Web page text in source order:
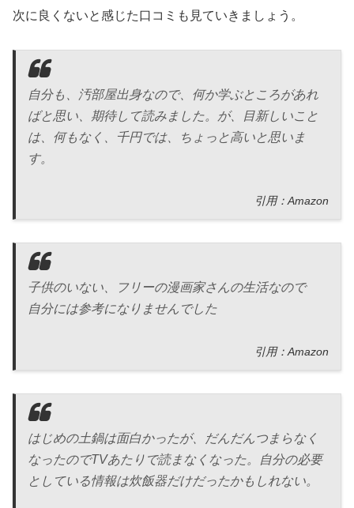
次に良くないと感じた口コミも見ていきましょう。
自分も、汚部屋出身なので、何か学ぶところがあれ
ばと思い、期待して読みました。が、目新しいこと
は、何もなく、千円では、ちょっと高いと思いま
す。
引用：Amazon
子供のいない、フリーの漫画家さんの生活なので
自分には参考になりませんでした
引用：Amazon
はじめの土鍋は面白かったが、だんだんつまらなく
なったのでTVあたりで読まなくなった。自分の必要
としている情報は炊飯器だけだったかもしれない。